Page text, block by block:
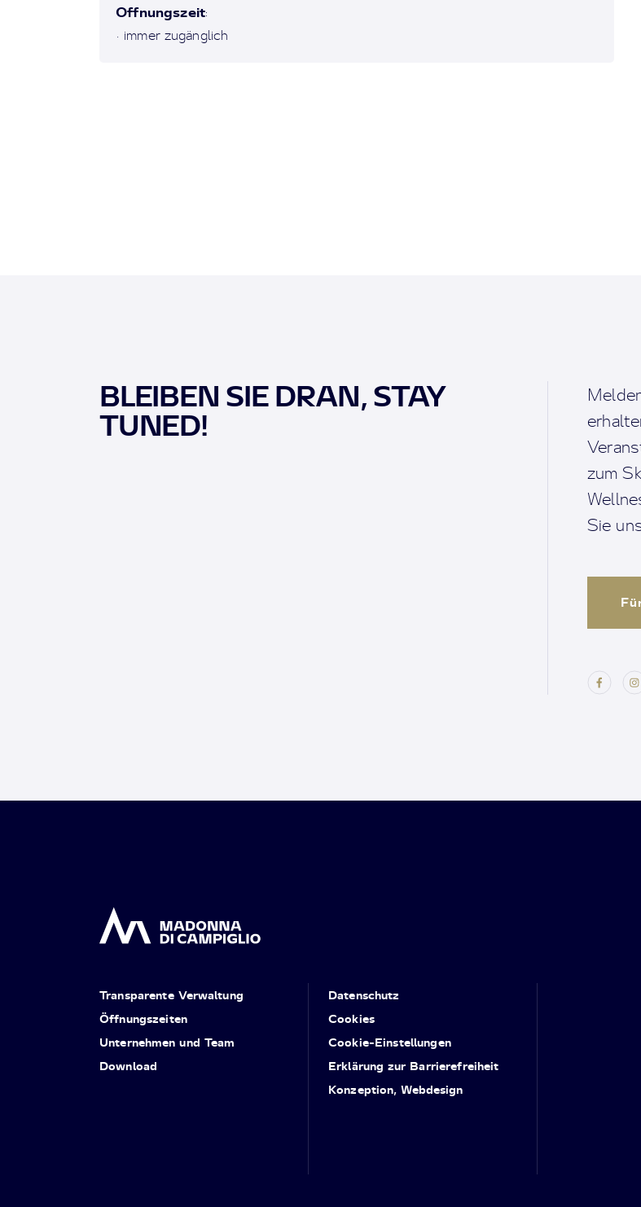
Offnungszeit:
• immer zugänglich
BLEIBEN SIE DRAN, STAY
TUNED!
zum
Sie
Transparente Verwaltung
Öffnungszeiten
Unternehmen und Team
Download
Datenschutz
Cookies
Cookie-Einstellungen
Erklärung zur Barrierefreiheit
Konzeption, Webdesign